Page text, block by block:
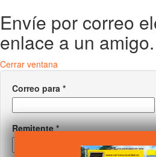
Envíe por correo
enlace a un amigo.
Cerrar ventana
Correo para *
Remitente*